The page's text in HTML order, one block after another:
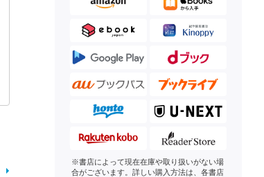
※書店によって現在在庫や取り扱いがない場
合がございます。詳しい購入方法は、各書店